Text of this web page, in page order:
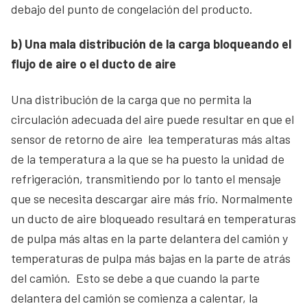
debajo del punto de congelación del producto.
b) Una mala distribución de la carga bloqueando el
flujo de aire o el ducto de aire
Una distribución de la carga que no permita la
circulación adecuada del aire puede resultar en que el
sensor de retorno de aire lea temperaturas más altas
de la temperatura a la que se ha puesto la unidad de
refrigeración, transmitiendo por lo tanto el mensaje
que se necesita descargar aire más frío. Normalmente
un ducto de aire bloqueado resultará en temperaturas
de pulpa más altas en la parte delantera del camión y
temperaturas de pulpa más bajas en la parte de atrás
del camión. Esto se debe a que cuando la parte
delantera del camión se comienza a calentar, la